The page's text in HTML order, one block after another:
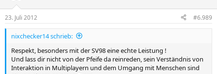
23. Juli 2012 #6.989
nixchecker14 schrieb:
Respekt, besonders mit der SV98 eine echte Leistung !
Und lass dir nicht von der Pfeife da reinreden, sein Verständnis von
Interaktion in Multiplayern und dem Umgang mit Menschen sind